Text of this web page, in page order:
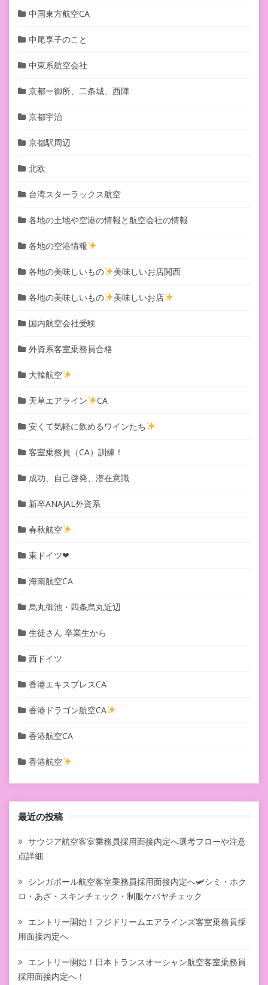
中国東方航空CA
中尾享子のこと
中東系航空会社
京都ー御所、二条城、西陣
京都宇治
京都駅周辺
北欧
台湾スターラックス航空
各地の土地や空港の情報と航空会社の情報
各地の空港情報
各地の美味しいもの 美味しいお店関西
各地の美味しいもの 美味しいお店
国内航空会社受験
外資系客室乗務員合格
大韓航空
天草エアライン CA
安くて気軽に飲めるワインたち
客室乗務員（CA）訓練！
成功、自己啓発、潜在意識
新卒ANAJAL外資系
春秋航空
東ドイツ❤︎
海南航空CA
烏丸御池・四条烏丸近辺
生徒さん 卒業生から
西ドイツ
香港エキスプレスCA
香港ドラゴン航空CA
香港航空CA
香港航空
最近の投稿
サウジア航空客室乗務員採用面接内定へ選考フローや注意
点詳細
シンガポール航空客室乗務員採用面接内定へ🛩シミ・ホク
ロ・あざ・スキンチェック・制服ケバヤチェック
エントリー開始！フジドリームエアラインズ客室乗務員採
用面接内定へ
エントリー開始！日本トランスオーシャン航空客室乗務員
採用面接内定へ！